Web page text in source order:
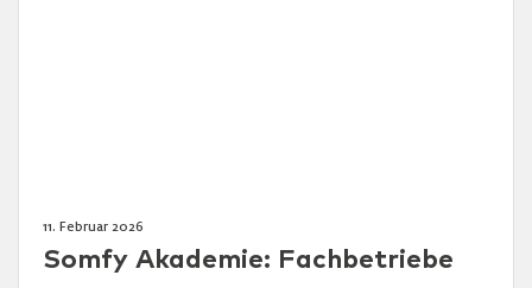
11. Februar 2026
Somfy Akademie: Fachbetriebe